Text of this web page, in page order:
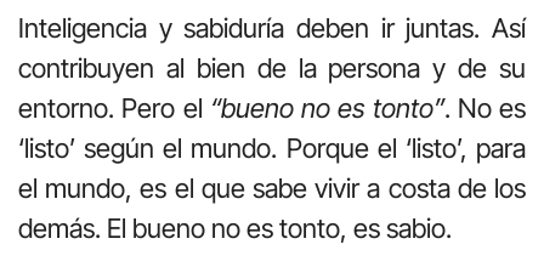
Inteligencia y sabiduría deben ir juntas. Así
contribuyen al bien de la persona y de su
entorno. Pero el “bueno no es tonto”. No es
‘listo’ según el mundo. Porque el ‘listo’, para
el mundo, es el que sabe vivir a costa de los
demás. El bueno no es tonto, es sabio.